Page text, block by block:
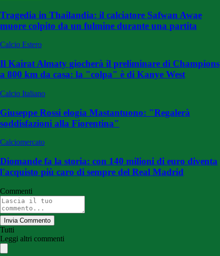
Tragedia in Thailandia: il calciatore Safwan Awae
muore colpito da un fulmine durante una partita
Calcio Estero
Il Kairat Almaty giocherà il preliminare di Champions
a 800 km da casa: la "colpa" è di Kanye West
Calcio Italiano
Giuseppe Rossi elogia Mastantuono: "Regalerà
soddisfazioni alla Fiorentina"
Calciomercato
Diomande fa la storia: con 140 milioni di euro diventa
l'acquisto più caro di sempre del Real Madrid
Commenti
Invia Commento
Tutti
Leggi altri commenti